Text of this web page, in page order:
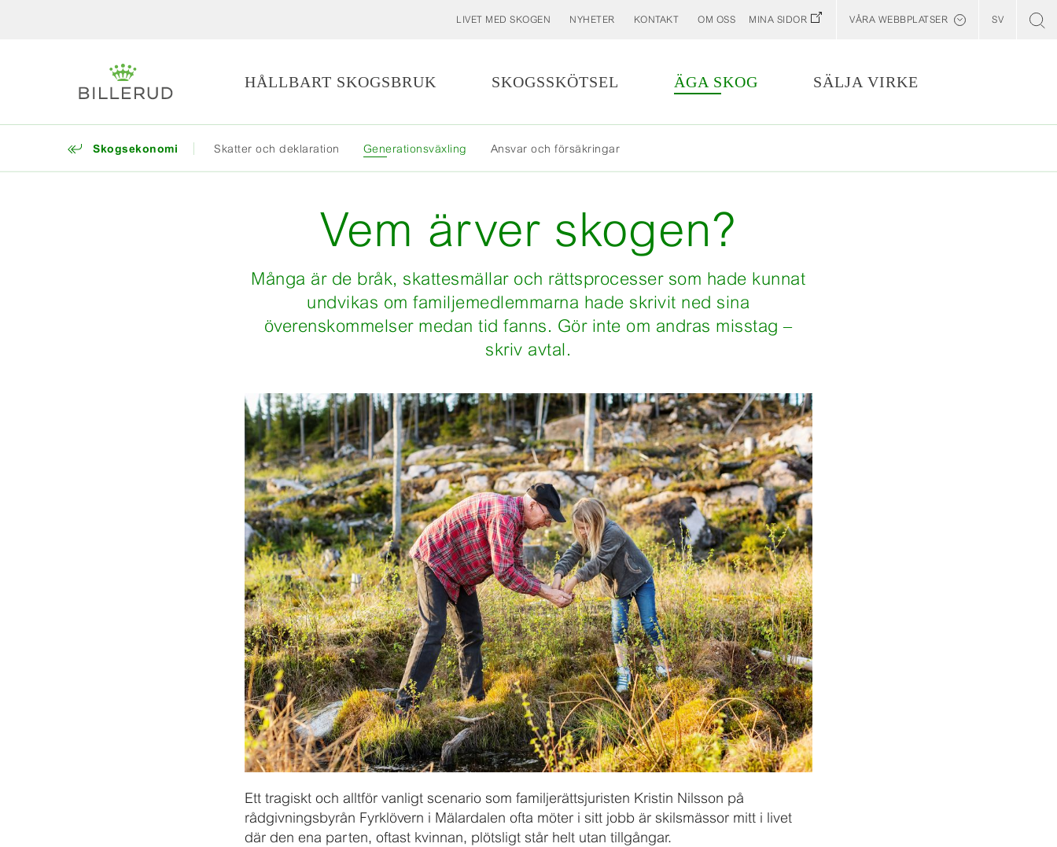
LIVET MED SKOGEN NYHETER KONTAKT OM OSS MINA SIDOR VÅRA WEBBPLATSER SV
HÅLLBART SKOGSBRUK SKOGSSKÖTSEL ÄGA SKOG SÄLJA VIRKE
Skogsekonomi Skatter och deklaration Generationsväxling Ansvar och försäkringar
Vem ärver skogen?
Många är de bråk, skattesmällar och rättsprocesser som hade kunnat
undvikas om familjemedlemmarna hade skrivit ned sina
överenskommelser medan tid fanns. Gör inte om andras misstag –
skriv avtal.
Ett tragiskt och alltför vanligt scenario som familjerättsjuristen Kristin Nilsson på
rådgivningsbyrån Fyrklövern i Mälardalen ofta möter i sitt jobb är skilsmässor mitt i livet
där den ena parten, oftast kvinnan, plötsligt står helt utan tillgångar.